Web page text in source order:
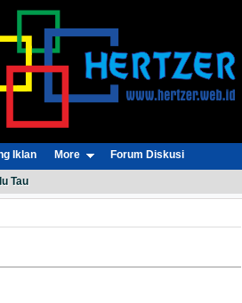
Iklan More Forum Diskusi
Tau